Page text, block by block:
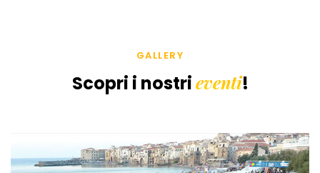
GALLERY
Scopri i nostrieventi!